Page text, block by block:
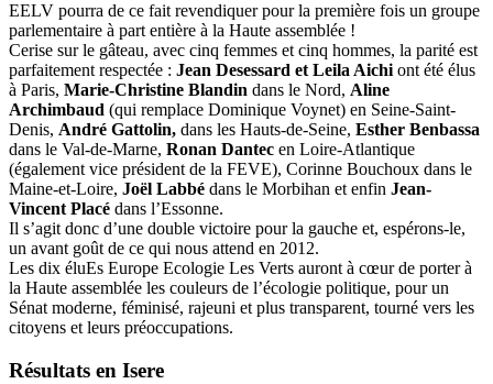
EELV pourra de ce fait revendiquer pour la première fois un groupe
parlementaire à part entière à la Haute assemblée !
Cerise sur le gâteau, avec cinq femmes et cinq hommes, la parité est
parfaitement respectée : Jean Desessard et Leila Aichi ont été élus
à Paris, Marie-Christine Blandin dans le Nord, Aline
Archimbaud (qui remplace Dominique Voynet) en Seine-Saint-
Denis, André Gattolin, dans les Hauts-de-Seine, Esther Benbassa
dans le Val-de-Marne, Ronan Dantec en Loire-Atlantique
(également vice président de la FEVE), Corinne Bouchoux dans le
Maine-et-Loire, Joël Labbé dans le Morbihan et enfin Jean-
Vincent Placé dans l’Essonne.
Il s’agit donc d’une double victoire pour la gauche et, espérons-le,
un avant goût de ce qui nous attend en 2012.
Les dix éluEs Europe Ecologie Les Verts auront à cœur de porter à
la Haute assemblée les couleurs de l’écologie politique, pour un
Sénat moderne, féminisé, rajeuni et plus transparent, tourné vers les
citoyens et leurs préoccupations.
Résultats en Isere